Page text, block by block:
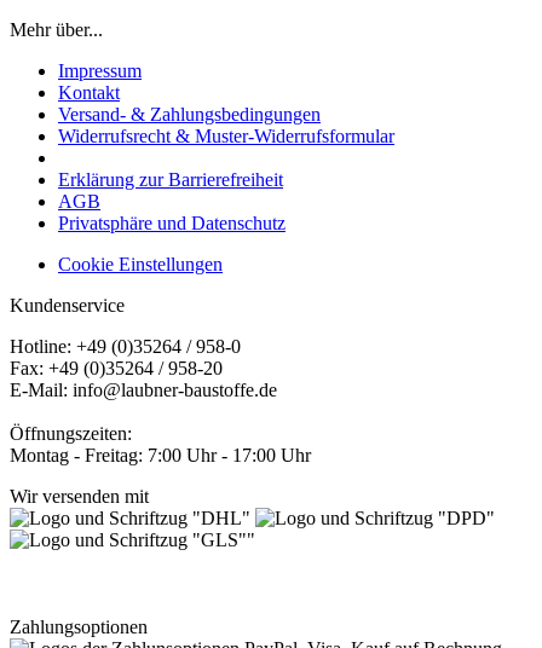
Mehr über...
Impressum
Kontakt
Versand- & Zahlungsbedingungen
Widerrufsrecht & Muster-Widerrufsformular
Erklärung zur Barrierefreiheit
AGB
Privatsphäre und Datenschutz
Cookie Einstellungen
Kundenservice
Hotline: +49 (0)35264 / 958-0
Fax: +49 (0)35264 / 958-20
E-Mail: info@laubner-baustoffe.de
Öffnungszeiten:
Montag - Freitag: 7:00 Uhr - 17:00 Uhr
Wir versenden mit
Zahlungsoptionen